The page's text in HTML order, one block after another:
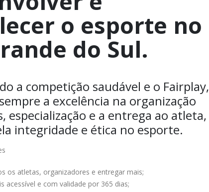
o esporte no
do Sul.
a competição saudável e o Fairplay,
a excelência na organização
especialização e a entrega ao atleta,
integridade e ética no esporte.
os atletas, organizadores e entregar mais;
acessível e com validade por 365 dias;